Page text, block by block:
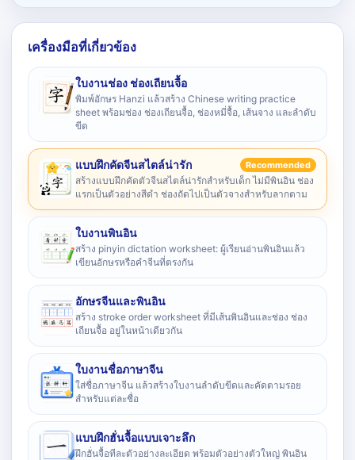
เครื่องมือที่เกี่ยวข้อง
ใบงานช่อง ช่องเถียนจื้อ
พิมพ์อักษร Hanzi แล้วสร้าง Chinese writing practice
sheet พร้อมช่อง ช่องเถียนจื้อ, ช่องหมี่จื้อ, เส้นจาง และลำดับ
ขีด
แบบฝึกคัดจีนสไตล์น่ารัก Recommended
สร้างแบบฝึกคัดตัวจีนสไตล์น่ารักสำหรับเด็ก ไม่มีพินอิน ช่อง
แรกเป็นตัวอย่างสีดำ ช่องถัดไปเป็นตัวจางสำหรับลากตาม
ใบงานพินอิน
สร้าง pinyin dictation worksheet: ผู้เรียนอ่านพินอินแล้ว
เขียนอักษรหรือคำจีนที่ตรงกัน
อักษรจีนและพินอิน
สร้าง stroke order worksheet ที่มีเส้นพินอินและช่อง ช่อง
เถียนจื้อ อยู่ในหน้าเดียวกัน
ใบงานชื่อภาษาจีน
ใส่ชื่อภาษาจีน แล้วสร้างใบงานลำดับขีดและคัดตามรอย
สำหรับแต่ละชื่อ
แบบฝึกฮั่นจื้อแบบเจาะลึก
ฝึกฮั่นจื้อทีละตัวอย่างละเอียด พร้อมตัวอย่างตัวใหญ่ พินอิน